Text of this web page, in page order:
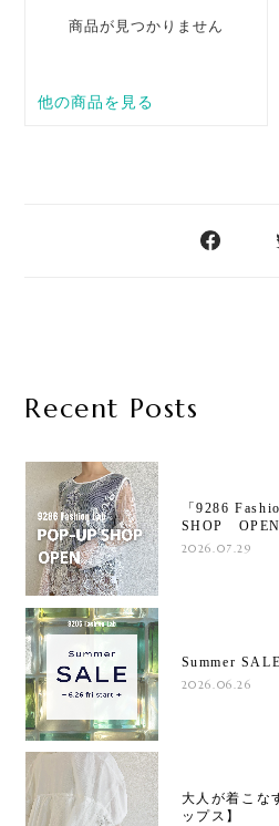
Recent Posts
「9286
SHOP OPEN
2026.07.29
Summer
2026.06.26
大人が着こな
ップス】